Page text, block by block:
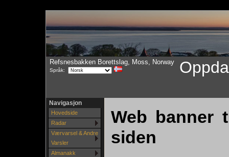
Refsnesbakken Borettslag, Moss, Norway
Språk:
Navigasjon
Hovedside
Radar
Værvarsel & Andre
Varsler
Almanakk
Web banner
siden